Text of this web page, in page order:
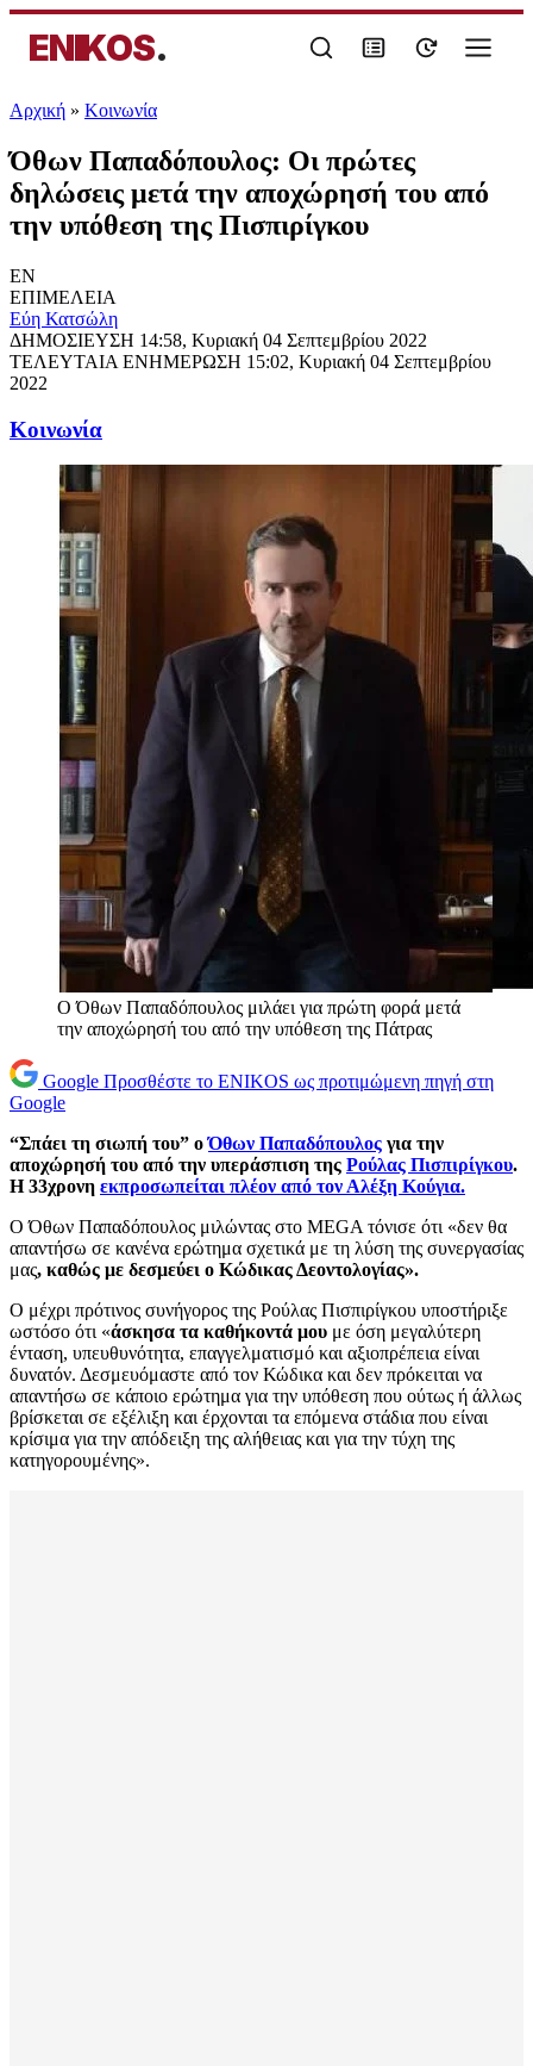
ENIKOS.
Αρχική » Κοινωνία
Όθων Παπαδόπουλος: Οι πρώτες
δηλώσεις μετά την αποχώρησή του από
την υπόθεση της Πισπιρίγκου
EN
ΕΠΙΜΕΛΕΙΑ
Εύη Κατσώλη
ΔΗΜΟΣΙΕΥΣΗ 14:58, Κυριακή 04 Σεπτεμβρίου 2022
ΤΕΛΕΥΤΑΙΑ ΕΝΗΜΕΡΩΣΗ 15:02, Κυριακή 04 Σεπτεμβρίου
2022
Κοινωνία
Ο Όθων Παπαδόπουλος μιλάει για πρώτη φορά μετά
την αποχώρησή του από την υπόθεση της Πάτρας
Google Προσθέστε το ENIKOS ως προτιμώμενη πηγή στη
Google
“Σπάει τη σιωπή του” οΌθων Παπαδόπουλος για την
αποχώρησή του από την υπεράσπιση της Ρούλας Πισπιρίγκου.
Η 33χρονη εκπροσωπείται πλέον από τον Αλέξη Κούγια.
Ο Όθων Παπαδόπουλος μιλώντας στο MEGA τόνισε ότι «δεν θα
απαντήσω σε κανένα ερώτημα σχετικά με τη λύση της συνεργασίας
μας, καθώς με δεσμεύει ο Κώδικας Δεοντολογίας».
Ο μέχρι πρότινος συνήγορος της Ρούλας Πισπιρίγκου υποστήριξε
ωστόσο ότι «άσκησα τα καθήκοντά μου με όση μεγαλύτερη
ένταση, υπευθυνότητα, επαγγελματισμό και αξιοπρέπεια είναι
δυνατόν. Δεσμευόμαστε από τον Κώδικα και δεν πρόκειται να
απαντήσω σε κάποιο ερώτημα για την υπόθεση που ούτως ή άλλως
βρίσκεται σε εξέλιξη και έρχονται τα επόμενα στάδια που είναι
κρίσιμα για την απόδειξη της αλήθειας και για την τύχη της
κατηγορουμένης».